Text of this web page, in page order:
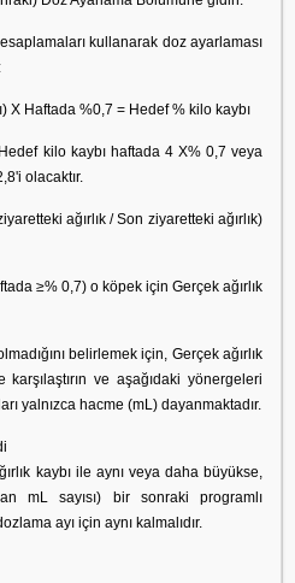
kullanarak doz ayarlaması
X Haftada %0,7 = Hedef % kilo kaybı
kilo kaybı haftada 4 X% 0,7 veya
olacaktır.
ağırlık / Son ziyaretteki ağırlık)
≥% 0,7) o köpek için Gerçek ağırlık
belirlemek için, Gerçek ağırlık
karşılaştırın ve aşağıdaki yönergeleri
yalnızca hacme (mL) dayanmaktadır.
kaybı ile aynı veya daha büyükse,
mL sayısı) bir sonraki programlı
ayı için aynı kalmalıdır.